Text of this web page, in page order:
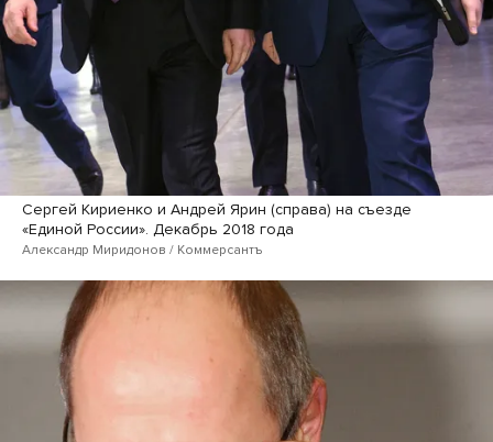
Сергей Кириенко и Андрей Ярин (справа) на съезде
«Единой России». Декабрь 2018 года
Александр Миридонов / Коммерсантъ